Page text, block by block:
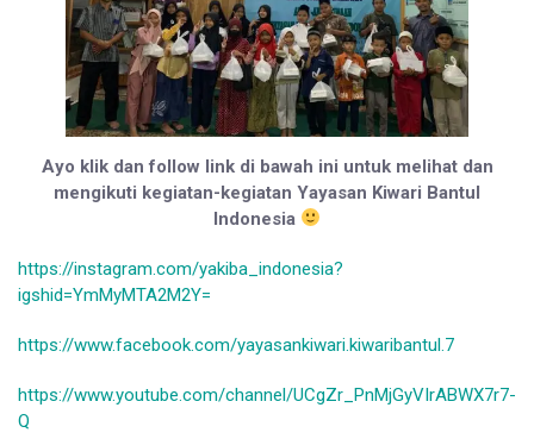
Ayo klik dan follow link di bawah ini untuk melihat dan
mengikuti kegiatan-kegiatan Yayasan Kiwari Bantul
Indonesia
https://instagram.com/yakiba_indonesia?
igshid=YmMyMTA2M2Y=
https://www.facebook.com/yayasankiwari.kiwaribantul.7
https://www.youtube.com/channel/UCgZr_PnMjGyVIrABWX7r7-
Q